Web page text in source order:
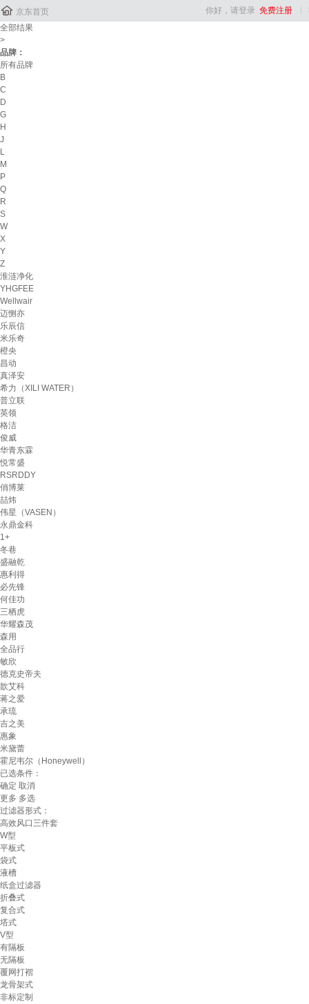
 京东首页 你好，请登录 免费注册
全部结果
>
品牌：
所有品牌
B
C
D
G
H
J
L
M
P
Q
R
S
W
X
Y
Z
淮涟净化
YHGFEE
Wellwair
迈恻亦
乐辰信
米乐奇
橙央
昌动
真泽安
希力（XILI WATER）
普立联
英领
格洁
俊威
华青东霖
悦常盛
RSRDDY
俏博莱
喆炜
伟星（VASEN）
永鼎金科
1+
冬巷
盛融乾
惠利得
必先锋
何佳功
三栖虎
华耀森茂
森用
全品行
敏欣
德克史帝夫
歆艾科
蒋之爱
承琉
吉之美
惠象
米黛蕾
霍尼韦尔（Honeywell）
已选条件：
确定 取消
更多 多选
过滤器形式：
高效风口三件套
W型
平板式
袋式
液槽
纸盒过滤器
折叠式
复合式
塔式
V型
有隔板
无隔板
覆网打褶
龙骨架式
非标定制